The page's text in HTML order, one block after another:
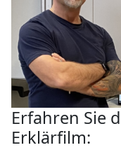
Erfahren Sie
Erklärfilm: